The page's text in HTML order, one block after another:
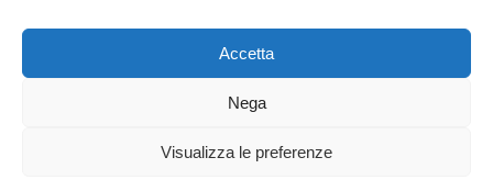
Accetta
Nega
Visualizza le preferenze